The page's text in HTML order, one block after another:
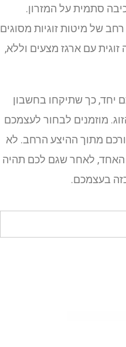
סתמית על המזרון.
של מיטות זוגיות מסוגים
זוגית עם ארגז מצעים וללא,
יחד, כך שתיקחו בחשבון
מוזמנים לבחור לעצמכם
מתוך ההיצע הרחב. לא
האחד, לאחר שגם לכם תהיה
בעצמכם.